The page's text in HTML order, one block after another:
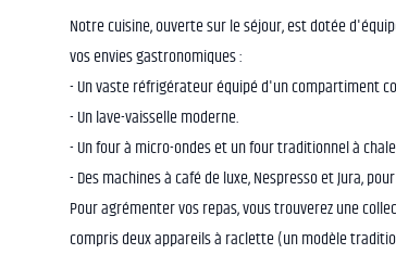
Notre cuisine, ouverte sur le séjour, est dotée
vos envies gastronomiques :
- Un vaste réfrigérateur équipé d'un compartiment
- Un lave-vaisselle moderne.
- Un four à micro-ondes et un four traditionnel à
- Des machines à café de luxe, Nespresso et Jura,
Pour agrémenter vos repas, vous trouverez une
compris deux appareils à raclette (un modèle